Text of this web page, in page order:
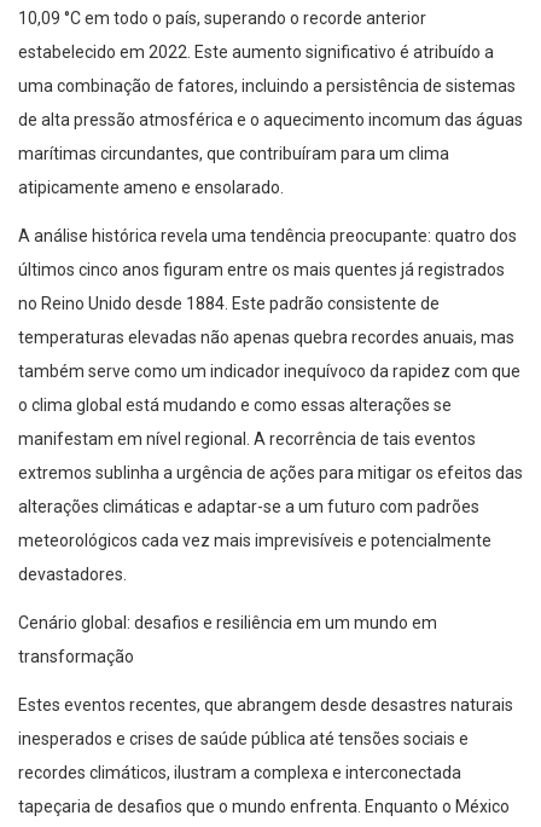
10,09 °C em todo o país, superando o recorde anterior
estabelecido em 2022. Este aumento significativo é atribuído a
uma combinação de fatores, incluindo a persistência de sistemas
de alta pressão atmosférica e o aquecimento incomum das águas
marítimas circundantes, que contribuíram para um clima
atipicamente ameno e ensolarado.
A análise histórica revela uma tendência preocupante: quatro dos
últimos cinco anos figuram entre os mais quentes já registrados
no Reino Unido desde 1884. Este padrão consistente de
temperaturas elevadas não apenas quebra recordes anuais, mas
também serve como um indicador inequívoco da rapidez com que
o clima global está mudando e como essas alterações se
manifestam em nível regional. A recorrência de tais eventos
extremos sublinha a urgência de ações para mitigar os efeitos das
alterações climáticas e adaptar-se a um futuro com padrões
meteorológicos cada vez mais imprevisíveis e potencialmente
devastadores.
Cenário global: desafios e resiliência em um mundo em
transformação
Estes eventos recentes, que abrangem desde desastres naturais
inesperados e crises de saúde pública até tensões sociais e
recordes climáticos, ilustram a complexa e interconectada
tapeçaria de desafios que o mundo enfrenta. Enquanto o México